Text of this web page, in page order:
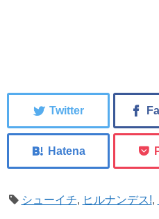
シューイチ, ヒルナンデス!,